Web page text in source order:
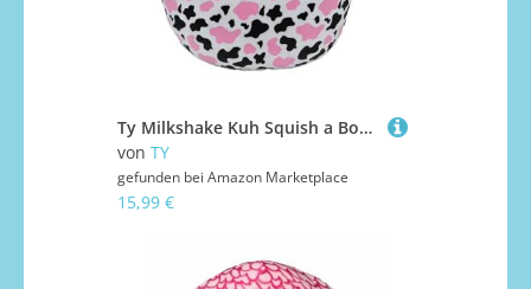
Ty Milkshake Kuh Squish a Boo 14 Zoll - Squishy Beanies für Kinder, weiche Babyspielzeuge aus Plüsch - Sammlerfreundliche kuschelige Teddybären
von TY
gefunden bei Amazon Marketplace
15,99 €